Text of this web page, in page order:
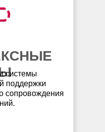
системы
поддержки
сопровождения